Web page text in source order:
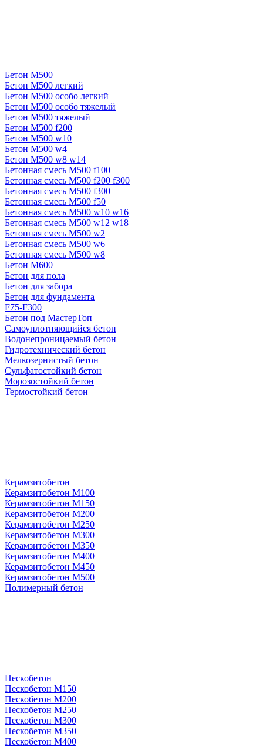
Бетон М500
Бетон М500 легкий
Бетон М500 особо легкий
Бетон М500 особо тяжелый
Бетон М500 тяжелый
Бетон М500 f200
Бетон М500 w10
Бетон М500 w4
Бетон М500 w8 w14
Бетонная смесь М500 f100
Бетонная смесь М500 f200 f300
Бетонная смесь М500 f300
Бетонная смесь М500 f50
Бетонная смесь М500 w10 w16
Бетонная смесь М500 w12 w18
Бетонная смесь М500 w2
Бетонная смесь М500 w6
Бетонная смесь М500 w8
Бетон М600
Бетон для пола
Бетон для забора
Бетон для фундамента
F75-F300
Бетон под МастерТоп
Самоуплотняющийся бетон
Водонепроницаемый бетон
Гидротехнический бетон
Мелкозернистый бетон
Сульфатостойкий бетон
Морозостойкий бетон
Термостойкий бетон
Керамзитобетон
Керамзитобетон М100
Керамзитобетон М150
Керамзитобетон М200
Керамзитобетон М250
Керамзитобетон М300
Керамзитобетон М350
Керамзитобетон М400
Керамзитобетон М450
Керамзитобетон М500
Полимерный бетон
Пескобетон
Пескобетон М150
Пескобетон М200
Пескобетон М250
Пескобетон М300
Пескобетон М350
Пескобетон М400